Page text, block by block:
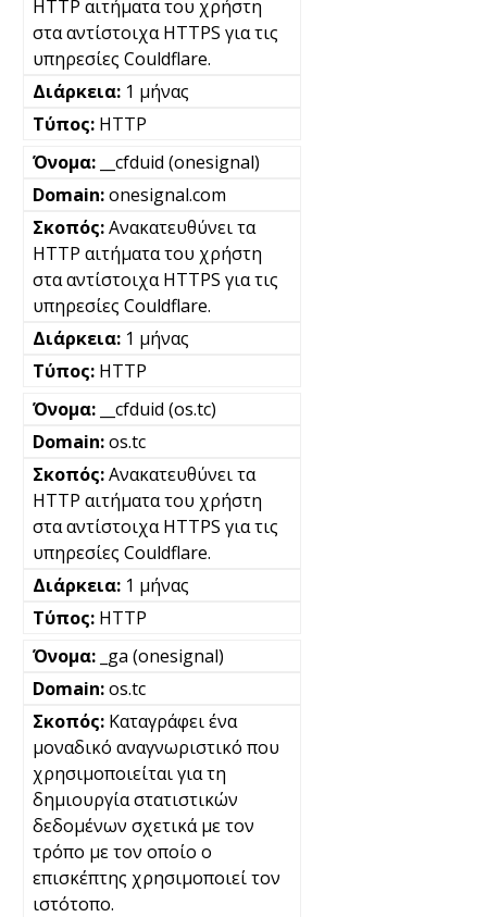
HTTP αιτήματα του χρήστη
στα αντίστοιχα HTTPS για τις
υπηρεσίες Couldflare.
1 μήνας
HTTP
__cfduid (onesignal)
onesignal.com
Ανακατευθύνει τα
HTTP αιτήματα του χρήστη
στα αντίστοιχα HTTPS για τις
υπηρεσίες Couldflare.
1 μήνας
HTTP
__cfduid (os.tc)
os.tc
Ανακατευθύνει τα
HTTP αιτήματα του χρήστη
στα αντίστοιχα HTTPS για τις
υπηρεσίες Couldflare.
1 μήνας
HTTP
_ga (onesignal)
os.tc
Καταγράφει ένα
μοναδικό αναγνωριστικό που
χρησιμοποιείται για τη
δημιουργία στατιστικών
δεδομένων σχετικά με τον
τρόπο με τον οποίο ο
επισκέπτης χρησιμοποιεί τον
ιστότοπο.